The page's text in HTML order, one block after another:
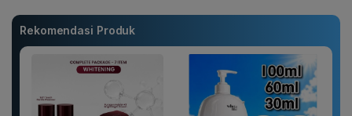
Rekomendasi Produk